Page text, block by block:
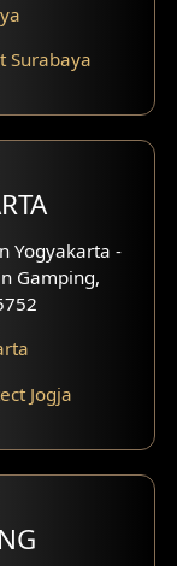
Surabaya
Yogyakarta -
Gamping,
Jogja